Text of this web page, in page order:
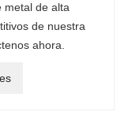
metal de alta
de nuestra
ahora.